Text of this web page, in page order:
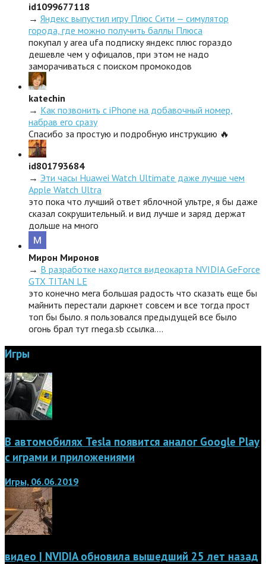
id1099677118
→ Яндекс выпустил игру Плюс Сити — симулятор
города, где можно получить баллы Плюса
покупал у area ufa подписку яндекс плюс гораздо
дешевле чем у офицалов, при этом не надо
заморачиваться с поиском промокодов
katechin
→ Как позвонить с iPhone на добавочный номер,
набрав его сразу
Спасибо за простую и подробную инструкцию 🔥
id801793684
→ Эти часы Huawei Watch Ultimate даже лучше чем
Apple Watch Ultra
это пока что лучший ответ яблочной ультре, я бы даже
сказал сокрушительный. и вид лучше и заряд держат
дольше на много
Мирон Миронов
→ В разработке находится видеокарта NVIDIA GeForce
GTX TITAN LE
это конечно мега большая радость что сказать еще бы
майнить перестали даркнет совсем и все тогда прост
топ бы было. я пользовался предыдущей все было
огонь брал тут rnega.sb ссылка.…
Игры
В автомобилях Tesla появится аналог Google Play
с играми и приложениями
Игры, 06.06.2019
видео | NVIDIA обновила вышедший 25 лет назад